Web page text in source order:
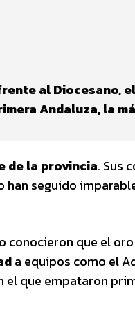
al Diocesano,
Andaluza, la
de la provincia. Sus
han seguido
conocieron que el
a equipos como el
el que empataron